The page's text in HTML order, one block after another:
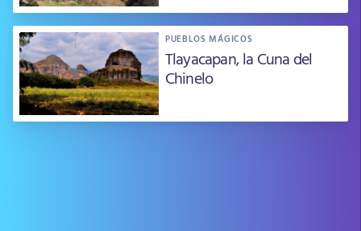
PUEBLOS MÁGICOS
Tlayacapan, la Cuna del
Chinelo